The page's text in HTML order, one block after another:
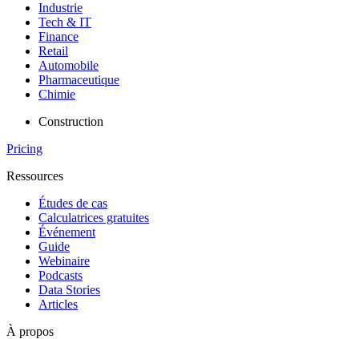
Industrie
Tech & IT
Finance
Retail
Automobile
Pharmaceutique
Chimie
Construction
Pricing
Ressources
Études de cas
Calculatrices gratuites
Événement
Guide
Webinaire
Podcasts
Data Stories
Articles
À propos